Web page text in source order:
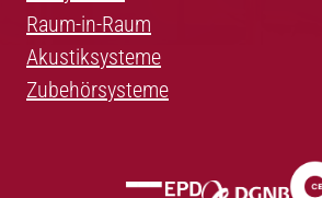
Raum-in-Raum
Akustiksysteme
Zubehörsysteme